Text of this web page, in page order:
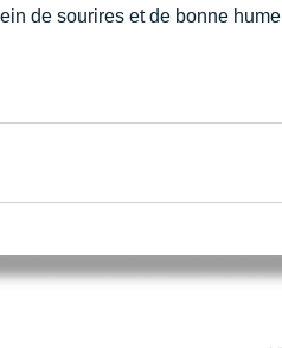
de sourires et de bonne